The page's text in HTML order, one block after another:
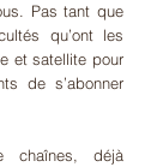
qu’ont les
et satellite pour
de s’abonner